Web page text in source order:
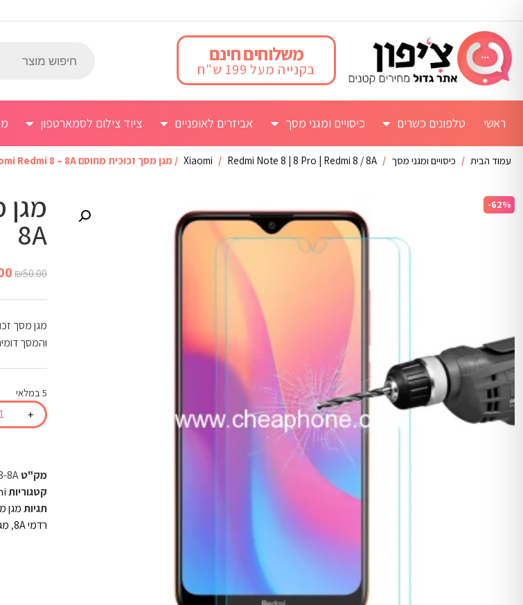
משלוחים חינם
בקנייה מעל 199 ש"ח
ראשי טלפונים כשרים כיסויים ומגני מסך אביזרים לאופניים ציוד צילום לסמארטפון
עמוד הבית / כיסויים ומגני מסך /
Xiaomi / Redmi Note 8 | 8 Pro | Redmi 8 / 8A / מגן מסך זכוכית מחוסם Xiaomi Redmi 8 – 8A
-62%
8A
₪50.00
והמסך
5 במלאי
+
מק"ט8A
קטגוריות
תגיותמגן
רדמי 8A
,